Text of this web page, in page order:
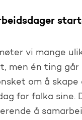
vi mange
men én ting går
om å skape
for folka sine.
å